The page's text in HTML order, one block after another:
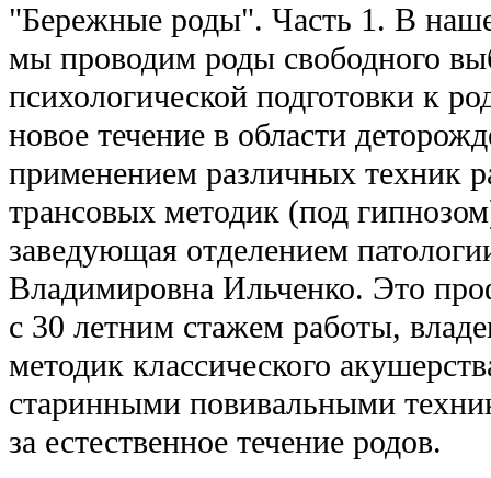
"Бережные роды". Часть 1. В
мы проводим роды свободного
психологической подготовки к
новое течение в области
применением различных техник
трансовых методик (под
заведующая отделением
Владимировна Ильченко. Это
с 30 летним стажем работы,
методик классического
старинными повивальными
за естественное течение родов.